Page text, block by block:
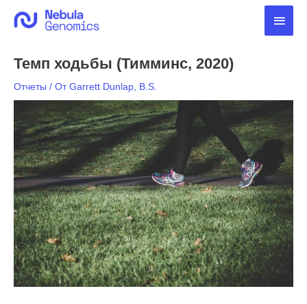
содержимому
Темп ходьбы (Тимминс, 2020)
Отчеты / ОтGarrett Dunlap, B.S.